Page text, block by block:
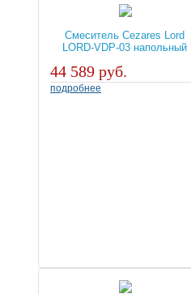
Смеситель Cezares Lord
LORD-VDP-03 напольный
44 589 руб.
подробнее